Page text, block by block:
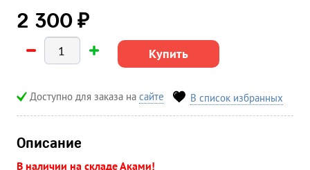
2 300 ₽
Купить
Доступно для заказа на сайте В список избранных
Описание
В наличии на складе Аками!